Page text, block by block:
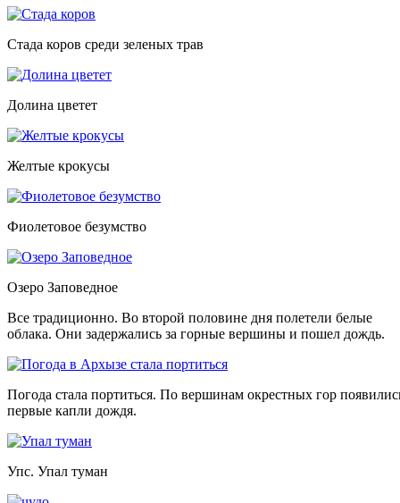
Стада коров среди зеленых трав
Долина цветет
Желтые крокусы
Фиолетовое безумство
Озеро Заповедное
Все традиционно. Во второй половине дня полетели белые
облака. Они задержались за горные вершины и пошел дождь.
Погода стала портиться. По вершинам окрестных гор
первые капли дождя.
Упс. Упал туман